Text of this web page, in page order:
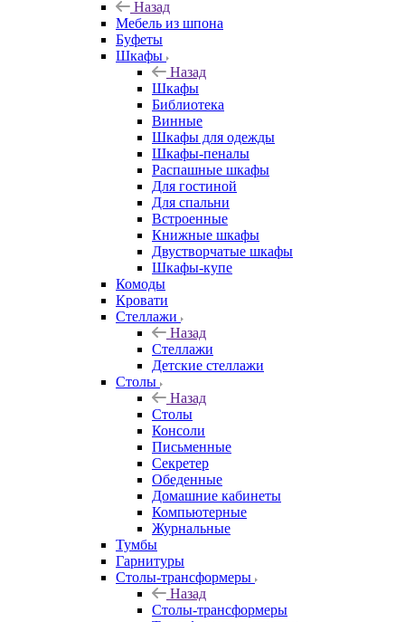
Назад
Мебель из шпона
Буфеты
Шкафы
Назад
Шкафы
Библиотека
Винные
Шкафы для одежды
Шкафы-пеналы
Распашные шкафы
Для гостиной
Для спальни
Встроенные
Книжные шкафы
Двустворчатые шкафы
Шкафы-купе
Комоды
Кровати
Стеллажи
Назад
Стеллажи
Детские стеллажи
Столы
Назад
Столы
Консоли
Письменные
Секретер
Обеденные
Домашние кабинеты
Компьютерные
Журнальные
Тумбы
Гарнитуры
Столы-трансформеры
Назад
Столы-трансформеры